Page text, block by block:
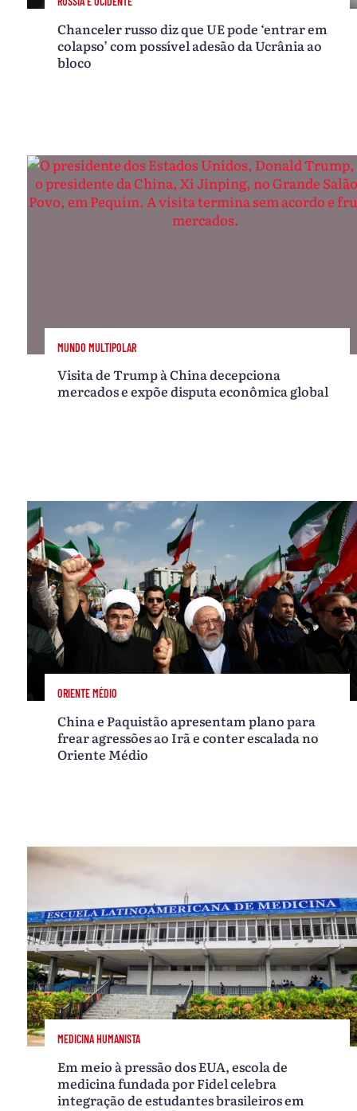
Chanceler russo diz que UE pode ‘entrar em
colapso’ com possível adesão da Ucrânia ao
bloco
MUNDO MULTIPOLAR
Visita de Trump à China decepciona
mercados e expõe disputa econômica global
ORIENTE MÉDIO
China e Paquistão apresentam plano para
frear agressões ao Irã e conter escalada no
Oriente Médio
MEDICINA HUMANISTA
Em meio à pressão dos EUA, escola de
medicina fundada por Fidel celebra
integração de estudantes brasileiros em